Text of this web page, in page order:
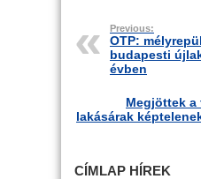
Previous:
OTP:
budapesti
évben
Megjöttek
lakásárak
CÍMLAP HÍREK